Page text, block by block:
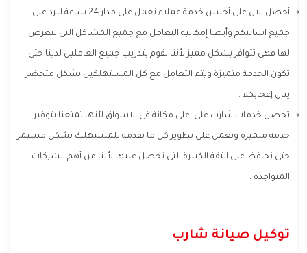
أحصل الان على أحسن خدمة عملاء تعمل على مدار 24 ساعة للرد على
جميع اسالتكم وأيضا إمكانية التعامل مع جميع المشاكل التى تتعرض
لها فهى تتوافر بشكل مميز لأننا نقوم بتدريب جميع العاملين لدينا حتى
تكون الخدمة متميزة ويتم التعامل مع كل المستهلكين بشكل متحضر
ينال إعجابكم .
تحصل خدمات شارب على اعلى مكانة فى الاسواق لأنها تمتعنا بتوفير
خدمة متميزة وتعمل على تطوير كل ما تقدمه للمستهلك بشكل مستمر
حتى نحافظ على الثقة الكبيرة التى نحصل عليها لأننا من أهم الشركات
المتواجدة .
توكيل صيانة شارب